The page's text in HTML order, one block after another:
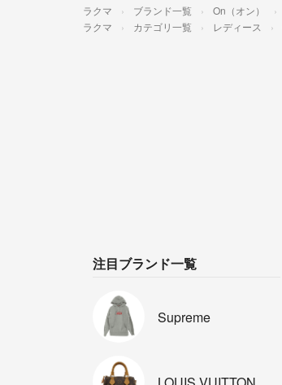
ラクマ ブランド一覧 On（オン）
ラクマ カテゴリ一覧 レディース
注目ブランド一覧
Supreme